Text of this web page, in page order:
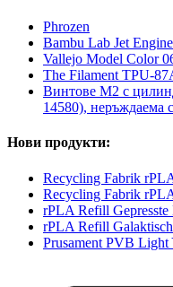
Phrozen
Bambu Lab Jet
Vallejo Model Color
The Filament TPU-
Винтове M2 с
14580), неръждаема
Нови продукти:
Recycling Fabrik
Recycling Fabrik
rPLA Refill
rPLA Refill
Prusament PVB